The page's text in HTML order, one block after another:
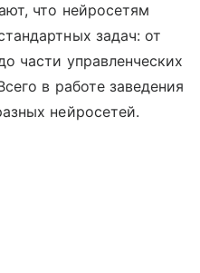
что нейросетям
задач: от
части управленческих
в работе заведения
нейросетей.